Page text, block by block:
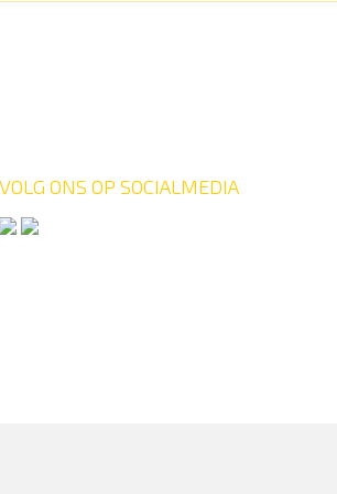
VOLG ONS OP SOCIALMEDIA